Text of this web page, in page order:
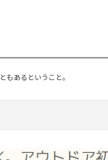
もあるということ。